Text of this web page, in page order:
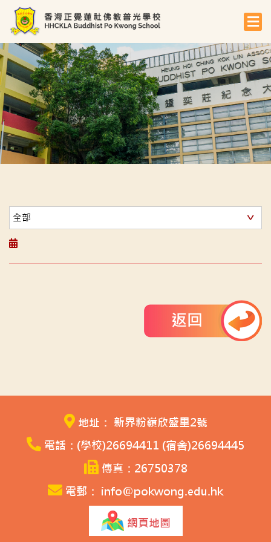
返回
地址： 新界粉嶺欣盛里2號
電話：(學校)26694411 (宿舍)26694445
傳真：26750378
電郵： info@pokwong.edu.hk
網頁地圖